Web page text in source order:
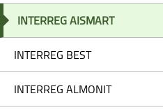
INTERREG AISMART
INTERREG BEST
INTERREG ALMONIT